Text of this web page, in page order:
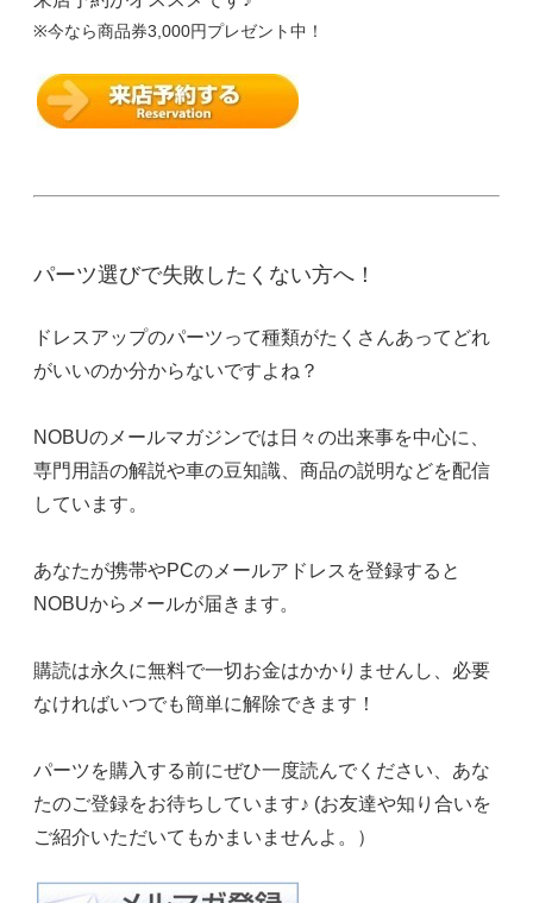
※今なら商品券3,000円プレゼント中！
パーツ選びで失敗したくない方へ！
ドレスアップのパーツって種類がたくさんあってどれ
がいいのか分からないですよね？
NOBUのメールマガジンでは日々の出来事を中心に、
専門用語の解説や車の豆知識、商品の説明などを配信
しています。
あなたが携帯やPCのメールアドレスを登録すると
NOBUからメールが届きます。
購読は永久に無料で一切お金はかかりませんし、必要
なければいつでも簡単に解除できます！
パーツを購入する前にぜひ一度読んでください、あな
たのご登録をお待ちしています♪ (お友達や知り合いを
ご紹介いただいてもかまいませんよ。）